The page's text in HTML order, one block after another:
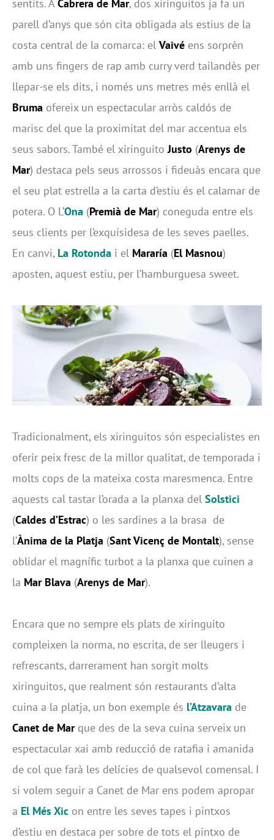
sentits. ACabrera de Mar, dos xiringuitos ja fa un
parell d’anys que són cita obligada als estius de la
costa central de la comarca: el Vaivé ens sorprèn
amb uns fingers de rap amb curry verd tailandès per
llepar-se els dits, i només uns metres més enllà el
Bruma ofereix un espectacular arròs caldós de
marisc del que la proximitat del mar accentua els
seus sabors. També el xiringuitoJusto (Arenys de
Mar) destaca pels seus arrossos i fideuàs encara que
el seu plat estrella a la carta d’estiu és el calamar de
potera. O L’Ona (Premià de Mar) coneguda entre els
seus clients per l’exquisidesa de les seves paelles.
En canvi, La Rotonda i el Mararía (El Masnou)
aposten, aquest estiu, per l’hamburguesa sweet.
Tradicionalment, els xiringuitos són especialistes en
oferir peix fresc de la millor qualitat, de temporada i
molts cops de la mateixa costa maresmenca. Entre
aquests cal tastar l’orada a la planxa del Solstici
(Caldes d’Estrac) o les sardines a la brasa de
l’Ànima de la Platja (Sant Vicenç de Montalt), sense
oblidar el magnífic turbot a la planxa que cuinen a
la Mar Blava (Arenys de Mar).
Encara que no sempre els plats de xiringuito
compleixen la norma, no escrita, de ser lleugers i
refrescants, darrerament han sorgit molts
xiringuitos, que realment són restaurants d’alta
cuina a la platja, un bon exemple és l’Atzavara de
Canet de Marque des de la seva cuina serveix un
espectacular xai amb reducció de ratafia i amanida
de col que farà les delícies de qualsevol comensal. I
si volem seguir a Canet de Mar ens podem apropar
a El Més Xic on entre les seves tapes i pintxos
d’estiu en destaca per sobre de tots el pintxo de